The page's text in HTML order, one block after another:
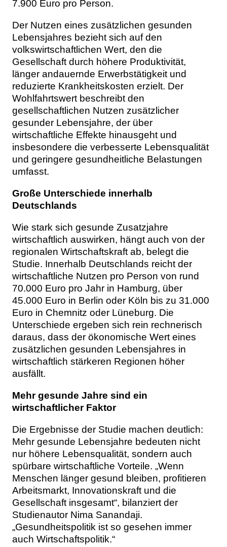
7.900 Euro pro Person.
Der Nutzen eines zusätzlichen gesunden
Lebensjahres bezieht sich auf den
volkswirtschaftlichen Wert, den die
Gesellschaft durch höhere Produktivität,
länger andauernde Erwerbstätigkeit und
reduzierte Krankheitskosten erzielt. Der
Wohlfahrtswert beschreibt den
gesellschaftlichen Nutzen zusätzlicher
gesunder Lebensjahre, der über
wirtschaftliche Effekte hinausgeht und
insbesondere die verbesserte Lebensqualität
und geringere gesundheitliche Belastungen
umfasst.
Große Unterschiede innerhalb
Deutschlands
Wie stark sich gesunde Zusatzjahre
wirtschaftlich auswirken, hängt auch von der
regionalen Wirtschaftskraft ab, belegt die
Studie. Innerhalb Deutschlands reicht der
wirtschaftliche Nutzen pro Person von rund
70.000 Euro pro Jahr in Hamburg, über
45.000 Euro in Berlin oder Köln bis zu 31.000
Euro in Chemnitz oder Lüneburg. Die
Unterschiede ergeben sich rein rechnerisch
daraus, dass der ökonomische Wert eines
zusätzlichen gesunden Lebensjahres in
wirtschaftlich stärkeren Regionen höher
ausfällt.
Mehr gesunde Jahre sind ein
wirtschaftlicher Faktor
Die Ergebnisse der Studie machen deutlich:
Mehr gesunde Lebensjahre bedeuten nicht
nur höhere Lebensqualität, sondern auch
spürbare wirtschaftliche Vorteile. „Wenn
Menschen länger gesund bleiben, profitieren
Arbeitsmarkt, Innovationskraft und die
Gesellschaft insgesamt“, bilanziert der
Studienautor Nima Sanandaji.
„Gesundheitspolitik ist so gesehen immer
auch Wirtschaftspolitik.“